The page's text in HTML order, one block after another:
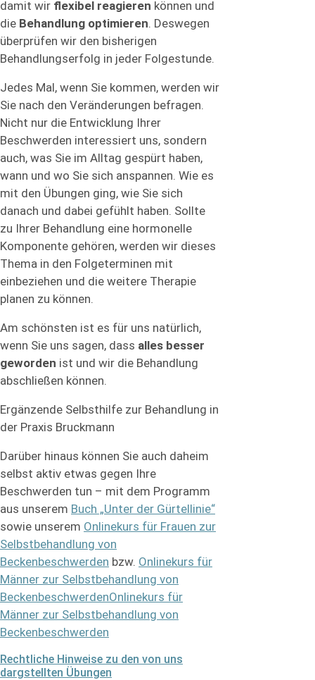
damit wir flexibel reagieren können und
die Behandlung optimieren. Deswegen
überprüfen wir den bisherigen
Behandlungserfolg in jeder Folgestunde.
Jedes Mal, wenn Sie kommen, werden wir
Sie nach den Veränderungen befragen.
Nicht nur die Entwicklung Ihrer
Beschwerden interessiert uns, sondern
auch, was Sie im Alltag gespürt haben,
wann und wo Sie sich anspannen. Wie es
mit den Übungen ging, wie Sie sich
danach und dabei gefühlt haben. Sollte
zu Ihrer Behandlung eine hormonelle
Komponente gehören, werden wir dieses
Thema in den Folgeterminen mit
einbeziehen und die weitere Therapie
planen zu können.
Am schönsten ist es für uns natürlich,
wenn Sie uns sagen, dass alles besser
geworden ist und wir die Behandlung
abschließen können.
Ergänzende Selbsthilfe zur Behandlung in
der Praxis Bruckmann
Darüber hinaus können Sie auch daheim
selbst aktiv etwas gegen Ihre
Beschwerden tun – mit dem Programm
aus unserem Buch „Unter der Gürtellinie“
sowie unserem Onlinekurs für Frauen zur
Selbstbehandlung von
Beckenbeschwerden bzw. Onlinekurs für
Männer zur Selbstbehandlung von
BeckenbeschwerdenOnlinekurs für
Männer zur Selbstbehandlung von
Beckenbeschwerden
Rechtliche Hinweise zu den von uns
dargstellten Übungen